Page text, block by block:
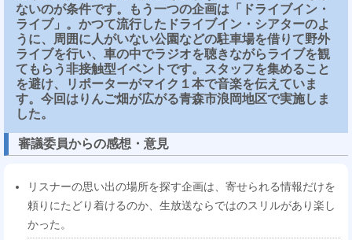
ないのが条件です。もう一つの企画は「ドライブイン・
ライブ」。かつて流行したドライブイン・シアターのよ
うに、周囲に人がいない公園などの駐車場を借りて野外
ライブを行い、車の中でラジオを聴きながらライブを観
てもらう非接触型イベントです。スタッフを集めること
を避け、リポーターがマイク１本で音楽を伝えていま
す。今回はりんご畑が広がる青森市浪岡地区で実施しま
した。
審議委員からの感想・意見
リスナーの思い出の場所を探す企画は、寄せられる情報だけを
頼りにたどり着けるのか、生放送ならではのスリルがあり楽し
かった。